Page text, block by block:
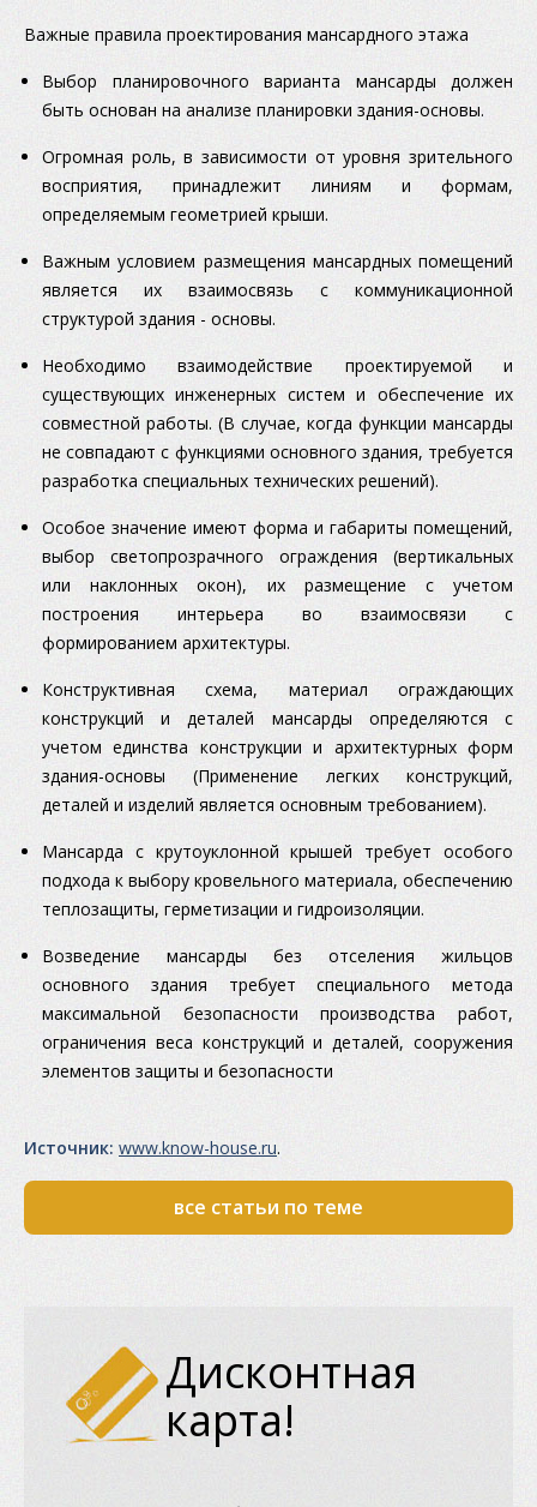
Важные правила проектирования мансардного этажа
Выбор планировочного варианта мансарды должен
быть основан на анализе планировки здания-основы.
Огромная роль, в зависимости от уровня зрительного
восприятия, принадлежит линиям и формам,
определяемым геометрией крыши.
Важным условием размещения мансардных помещений
является их взаимосвязь с коммуникационной
структурой здания - основы.
Необходимо взаимодействие проектируемой и
существующих инженерных систем и обеспечение их
совместной работы. (В случае, когда функции мансарды
не совпадают с функциями основного здания, требуется
разработка специальных технических решений).
Особое значение имеют форма и габариты помещений,
выбор светопрозрачного ограждения (вертикальных
или наклонных окон), их размещение с учетом
построения интерьера во взаимосвязи с
формированием архитектуры.
Конструктивная схема, материал ограждающих
конструкций и деталей мансарды определяются с
учетом единства конструкции и архитектурных форм
здания-основы (Применение легких конструкций,
деталей и изделий является основным требованием).
Мансарда с крутоуклонной крышей требует особого
подхода к выбору кровельного материала, обеспечению
теплозащиты, герметизации и гидроизоляции.
Возведение мансарды без отселения жильцов
основного здания требует специального метода
максимальной безопасности производства работ,
ограничения веса конструкций и деталей, сооружения
элементов защиты и безопасности
Источник: www.know-house.ru.
все статьи по теме
Дисконтная
карта!